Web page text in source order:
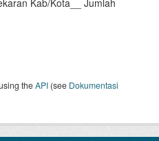
Kab/Kota__ Jumlah
theAPI (see Dokumentasi